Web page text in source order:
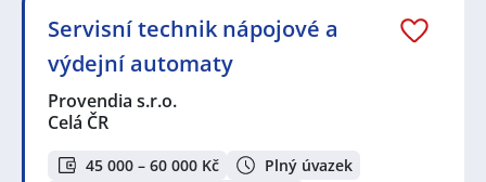
Servisní technik nápojové a
výdejní automaty
Provendia s.r.o.
Celá ČR
45 000 – 60 000 Kč
Plný úvazek